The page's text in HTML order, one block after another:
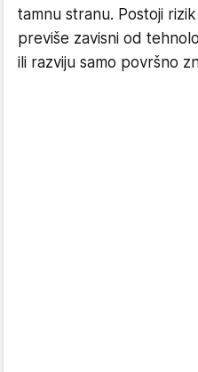
tamnu stranu. Postoji
previše zavisni od
ili razviju samo površno